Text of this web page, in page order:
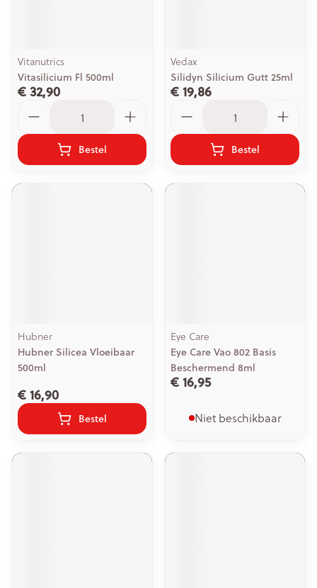
Vitanutrics
Vitasilicium Fl 500ml
€ 32,90
Bestel
Vedax
Silidyn Silicium Gutt 25ml
€ 19,86
Bestel
Hubner
Hubner Silicea Vloeibaar
500ml
€ 16,90
Bestel
Eye Care
Eye Care Vao 802 Basis
Beschermend 8ml
€ 16,95
Niet beschikbaar